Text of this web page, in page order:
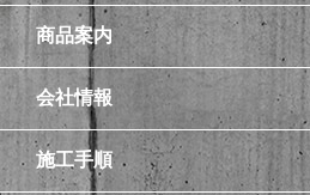
商品案内
会社情報
施工手順